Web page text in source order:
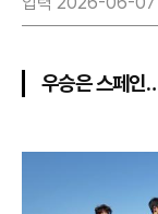
우승은 스페인